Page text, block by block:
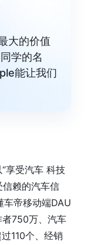
大的价值
学的名
能让我们
享受汽车 科技
信赖的汽车信
帝移动端DAU
750万、汽车
110个、经销